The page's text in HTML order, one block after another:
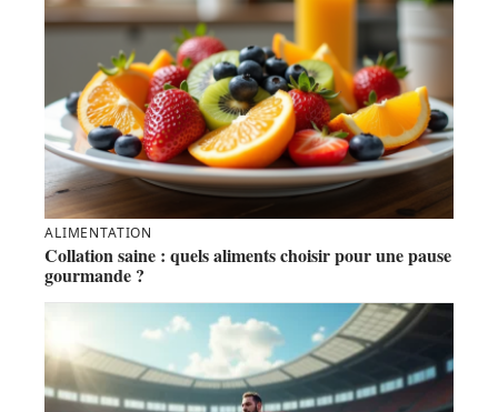
ALIMENTATION
Collation saine : quels aliments choisir pour une pause
gourmande ?